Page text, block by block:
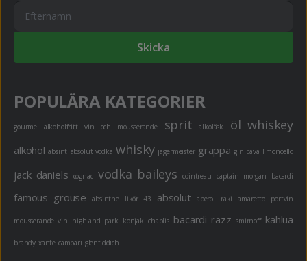
Skicka
POPULÄRA KATEGORIER
gourme alkoholfritt vin och mousserande sprit alkoläsk öl whiskey
alkohol absint absolut vodka whisky jägermeister grappa gin cava limoncello
jack daniels cognac vodka baileys cointreau captain morgan bacardi
famous grouse absinthe likör 43 absolut aperol raki amaretto portvin
mousserande vin highland park konjak chablis bacardi razz smirnoff kahlua
brandy xante campari glenfiddich